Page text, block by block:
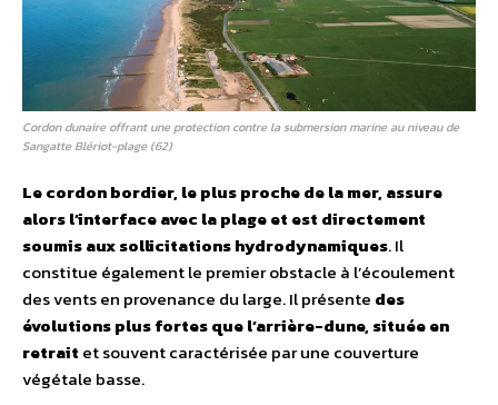
Cordon dunaire offrant une protection contre la submersion marine au niveau de
Sangatte Blériot-plage (62)
Le cordon bordier, le plus proche de la mer, assure
alors l’interface avec la plage et est directement
soumis aux sollicitations hydrodynamiques. Il
constitue également le premier obstacle à l’écoulement
des vents en provenance du large. Il présente des
évolutions plus fortes que l’arrière-dune, située en
retrait et souvent caractérisée par une couverture
végétale basse.